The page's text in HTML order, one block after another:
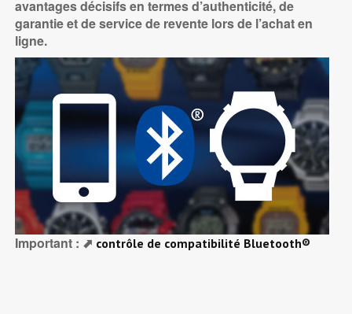
avantages décisifs en termes d’authenticité, de
garantie et de service de revente lors de l’achat en
ligne.
Important : ⬈ contrôle de compatibilité Bluetooth®